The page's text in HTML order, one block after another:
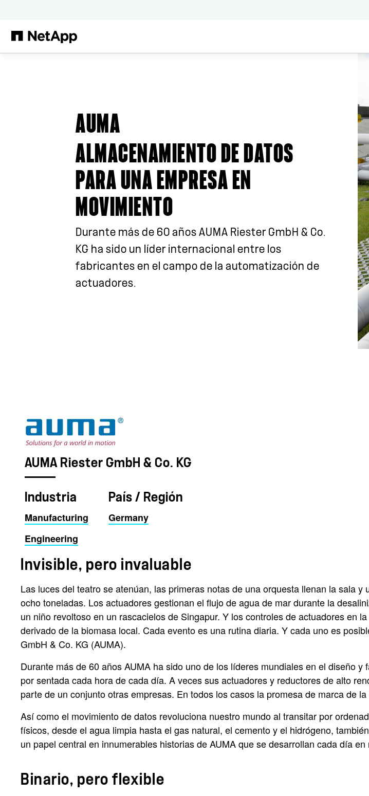
AUMA
ALMACENAMIENTO DE DATOS
PARA UNA EMPRESA EN
MOVIMIENTO
Durante más de 60 años AUMA Riester GmbH & Co.
KG ha sido un líder internacional entre los
fabricantes en el campo de la automatización de
actuadores.
AUMA Riester GmbH & Co. KG
Industria
Manufacturing
Engineering
País / Región
Germany
Invisible, pero invaluable
Las luces del teatro se atenúan, las primeras notas de una orquesta llenan la sala
ocho toneladas. Los actuadores gestionan el flujo de agua de mar durante la
un niño revoltoso en un rascacielos de Singapur. Y los controles de actuadores en
derivado de la biomasa local. Cada evento es una rutina diaria. Y cada uno es
GmbH & Co. KG (AUMA).
Durante más de 60 años AUMA ha sido uno de los líderes mundiales en el diseño
por sentada cada hora de cada día. A veces sus actuadores y reductores de alto
parte de un conjunto otras empresas. En todos los casos la promesa de marca de
Así como el movimiento de datos revoluciona nuestro mundo al transitar por
físicos, desde el agua limpia hasta el gas natural, el cemento y el hidrógeno,
un papel central en innumerables historias de AUMA que se desarrollan cada día
Binario, pero flexible